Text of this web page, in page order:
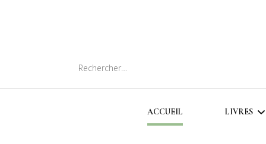
Rechercher :
ACCUEIL LIVRES